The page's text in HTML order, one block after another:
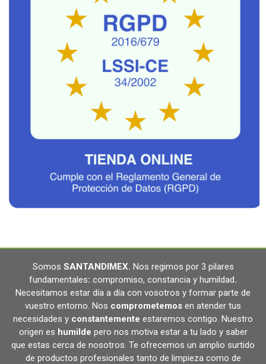
Somos SANTANDIMEX. Nos regimos por 3 pilares
fundamentales: compromiso, constancia y humildad.
Necesitamos estar día a día con vosotros y formar parte de
vuestro entorno. Nos comprometemos en atender tus
necesidades y constantemente estaremos contigo. Nuestro
origen es humilde pero nos motiva estar a tu lado y saber
que estas cerca de nosotros. Te ofrecemos un amplio surtido
de productos profesionales tanto de limpieza como de